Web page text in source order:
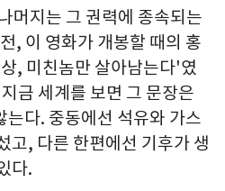
머지는 그 권력에 종속되는
, 이 영화가 개봉할 때의 홍
, 미친놈만 살아남는다'였
금 세계를 보면 그 문장은
는다. 중동에선 석유와 가스
고, 다른 한편에선 기후가 생
다.